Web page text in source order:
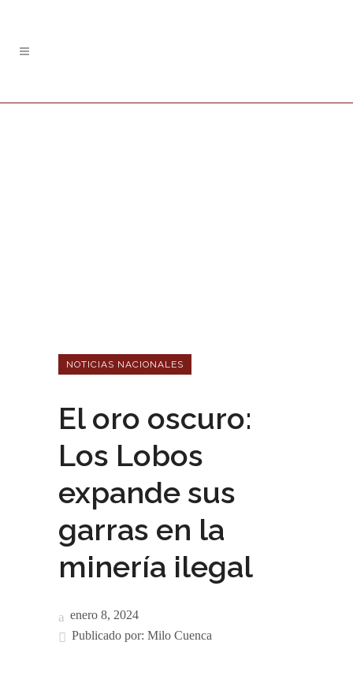
NOTICIAS NACIONALES
El oro oscuro:
Los Lobos
expande sus
garras en la
minería ilegal
enero 8, 2024
Publicado por: Milo Cuenca